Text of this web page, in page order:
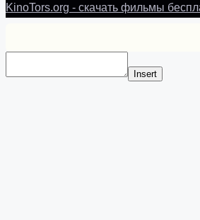
KinoTors.org - скачать фильмы
Insert